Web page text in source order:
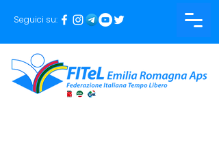
Seguici su: